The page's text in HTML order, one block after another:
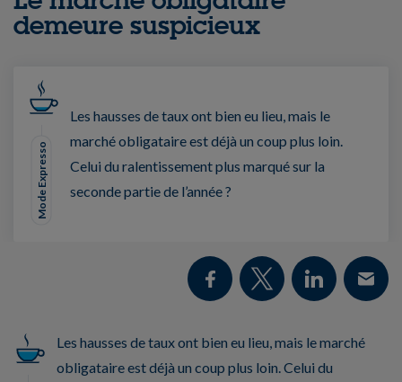
demeure suspicieux
Mode Expresso
Les hausses de taux ont bien eu lieu, mais le
marché obligataire est déjà un coup plus loin.
Celui du ralentissement plus marqué sur la
seconde partie de l’année ?
Les hausses de taux ont bien eu lieu, mais le marché
obligataire est déjà un coup plus loin. Celui du